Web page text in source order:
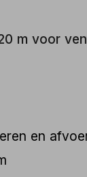
m voor
en